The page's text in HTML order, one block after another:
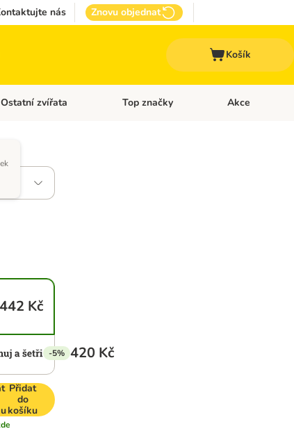
nás Znovu objednat
Košík
menu: + VET Dieta
Ostatní zvířata Otevřít menu: Ostatní zvířata
Top značky Otevřít menu:
Akce
442 Kč
-5% 420 Kč
Přidat
do
košíku